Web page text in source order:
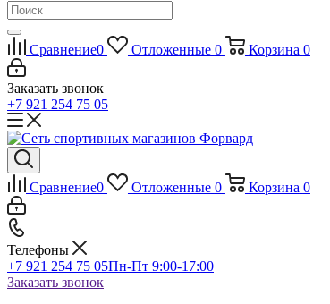
Сравнение0 Отложенные 0 Корзина 0
Заказать звонок
+7 921 254 75 05
Сравнение0 Отложенные 0 Корзина 0
Телефоны
+7 921 254 75 05Пн-Пт 9:00-17:00
Заказать звонок